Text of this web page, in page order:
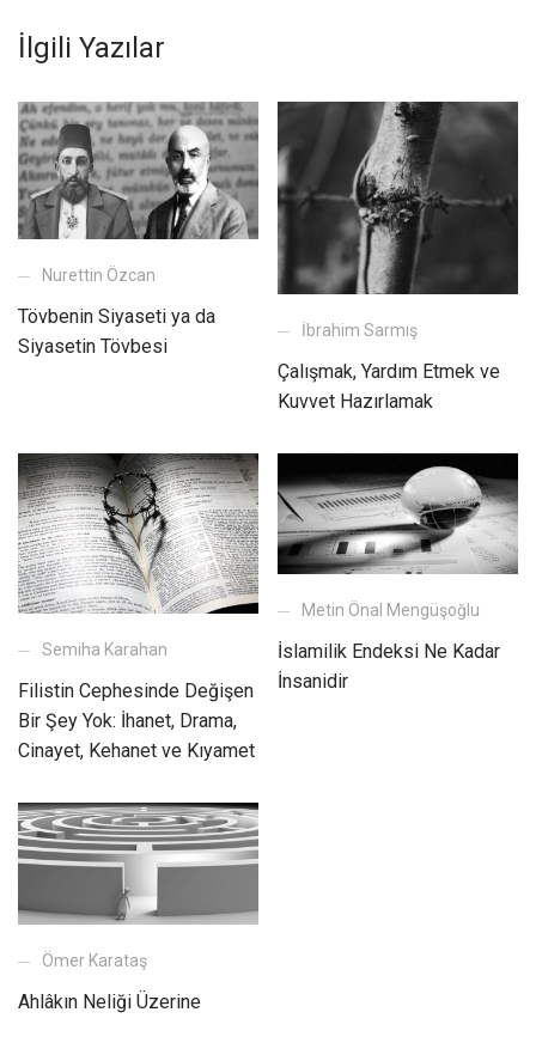
İlgili Yazılar
Nurettin Özcan
Tövbenin Siyaseti ya da
Siyasetin Tövbesi
İbrahim Sarmış
Çalışmak, Yardım Etmek ve
Kuvvet Hazırlamak
Semiha Karahan
Filistin Cephesinde Değişen
Bir Şey Yok: İhanet, Drama,
Cinayet, Kehanet ve Kıyamet
Metin Önal Mengüşoğlu
İslamilik Endeksi Ne Kadar
İnsanidir
Ömer Karataş
Ahlâkın Neliği Üzerine